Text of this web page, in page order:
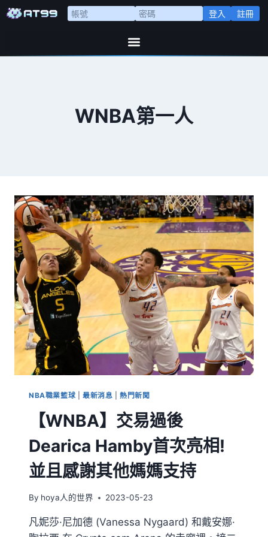
登入 註冊
WNBA第一人
NBA職業籃球 最新消息 |熱門新聞
【WNBA】交易過後
Dearica Hamby首次亮相!
並且感謝其他媽媽支持
By hoya人的世界 2023-05-23
凡妮莎·尼加德 (Vanessa Nygaard) 和戴安娜·